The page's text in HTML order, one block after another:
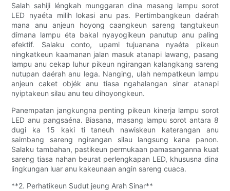
Salah sahiji léngkah munggaran dina masang lampu sorot
LED nyaéta milih lokasi anu pas. Pertimbangkeun daérah
mana anu anjeun hoyong caangkeun sareng tangtukeun
dimana lampu éta bakal nyayogikeun panutup anu paling
efektif. Salaku conto, upami tujuanana nyaéta pikeun
ningkatkeun kaamanan jalan masuk atanapi lawang, pasang
lampu anu cekap luhur pikeun ngirangan kalangkang sareng
nutupan daérah anu lega. Nanging, ulah nempatkeun lampu
anjeun caket objék anu tiasa ngahalangan sinar atanapi
nyiptakeun silau anu teu dihoyongkeun.
Panempatan jangkungna penting pikeun kinerja lampu sorot
LED anu pangsaéna. Biasana, masang lampu sorot antara 8
dugi ka 15 kaki ti taneuh nawiskeun katerangan anu
saimbang sareng ngirangan silau langsung kana panon.
Salaku tambahan, pastikeun permukaan pamasanganna kuat
sareng tiasa nahan beurat perlengkapan LED, khususna dina
lingkungan luar anu kakeunaan angin sareng cuaca.
**2. Perhatikeun Sudut jeung Arah Sinar**